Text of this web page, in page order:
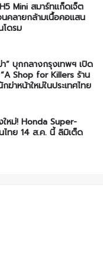
Mini สมาร์ทแก็ดเจ็ต
ลายกล้ามเนื้อคอแสน
ดรม
” บุกกลางกรุงเทพฯ เปิด
Shop for Killers ร้าน
าหน้าใหม่ในประเทศไทย
ใหม่! Honda Super-
ไทย 14 ส.ค. นี้ ลิมิเต็ด